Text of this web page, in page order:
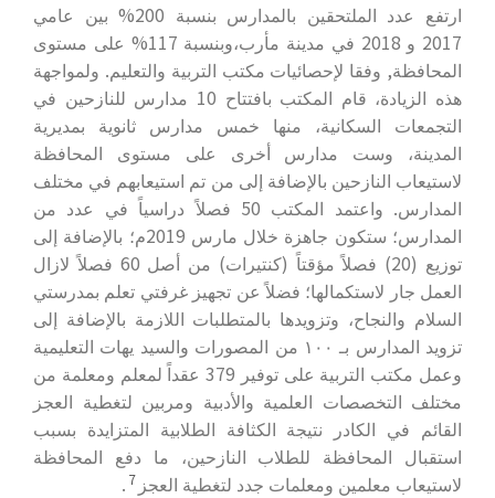
ارتفع عدد الملتحقين بالمدارس بنسبة 200% بين عامي
2017 و 2018 في مدينة مأرب،وبنسبة 117% على مستوى
المحافظة, وفقا لإحصائيات مكتب التربية والتعليم. ولمواجهة
هذه الزيادة، قام المكتب بافتتاح 10 مدارس للنازحين في
التجمعات السكانية، منها خمس مدارس ثانوية بمديرية
المدينة، وست مدارس أخرى على مستوى المحافظة
لاستيعاب النازحين بالإضافة إلى من تم استيعابهم في مختلف
المدارس. واعتمد المكتب 50 فصلاً دراسياً في عدد من
المدارس؛ ستكون جاهزة خلال مارس 2019م؛ بالإضافة إلى
توزيع (20) فصلاً مؤقتاً (كنتيرات) من أصل 60 فصلاً لازال
العمل جار لاستكمالها؛ فضلاً عن تجهيز غرفتي تعلم بمدرستي
السلام والنجاح، وتزويدها بالمتطلبات اللازمة بالإضافة إلى
تزويد المدارس بـ ١٠٠ من المصورات والسيد يهات التعليمية
وعمل مكتب التربية على توفير 379 عقداً لمعلم ومعلمة من
مختلف التخصصات العلمية والأدبية ومربين لتغطية العجز
القائم في الكادر نتيجة الكثافة الطلابية المتزايدة بسبب
استقبال المحافظة للطلاب النازحين، ما دفع المحافظة
لاستيعاب معلمين ومعلمات جدد لتغطية العجز 7
.